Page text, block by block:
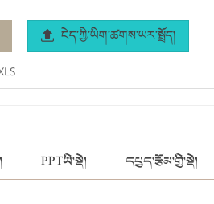
ངེད་ཀྱི་ཡིག་ཚགས་ཡར་སྤྲོད།
PPTཡི་སྡེ། དཔྱད་རྩོམ་གྱི་སྡེ།